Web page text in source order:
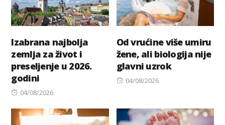
Izabrana najbolja
zemlja za život i
preseljenje u 2026.
godini
Posted
04/08/2026
Od vrućine više umiru
žene, ali biologija nije
glavni uzrok
Posted
04/08/2026